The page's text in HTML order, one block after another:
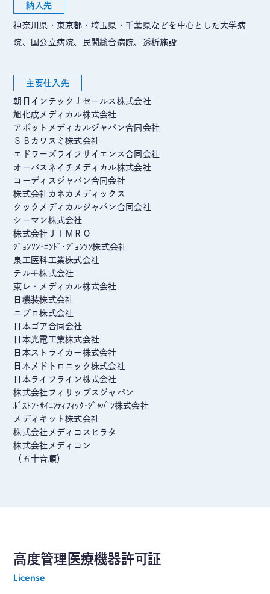
納入先
神奈川県・東京都・埼玉県・千葉県などを中心とした大学病
院、国公立病院、民間総合病院、透析施設
主要仕入先
朝日インテックＪセールス株式会社
旭化成メディカル株式会社
アボットメディカルジャパン合同会社
ＳＢカワスミ株式会社
エドワーズライフサイエンス合同会社
オーバスネイチメディカル株式会社
コーディスジャパン合同会社
株式会社カネカメディックス
クックメディカルジャパン合同会社
シーマン株式会社
株式会社ＪＩＭＲＯ
ｼﾞｮﾝｿﾝ･ｴﾝﾄﾞ･ｼﾞｮﾝｿﾝ株式会社
泉工医科工業株式会社
テルモ株式会社
東レ・メディカル株式会社
日機装株式会社
ニプロ株式会社
日本ゴア合同会社
日本光電工業株式会社
日本ストライカー株式会社
日本メドトロニック株式会社
日本ライフライン株式会社
株式会社フィリップスジャパン
ﾎﾞｽﾄﾝ･ｻｲｴﾝﾃｨﾌｨｯｸ･ｼﾞｬﾊﾟﾝ株式会社
メディキット株式会社
株式会社メディコスヒラタ
株式会社メディコン
（五十音順）
高度管理医療機器許可証
License